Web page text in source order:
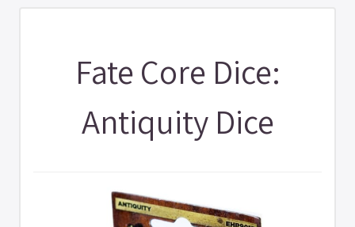
Fate Core Dice:
Antiquity Dice